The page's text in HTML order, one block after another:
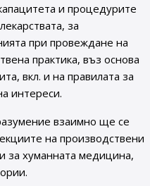
и процедурите
за
при провеждане на
практика, въз основа
вкл. и на правилата за
интереси.
взаимно ще се
на производствени
за хуманната медицина,